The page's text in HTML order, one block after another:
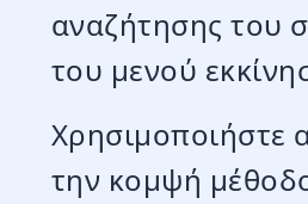
αναζήτησης του
του μενού
Χρησιμοποιήστε
την κομψή